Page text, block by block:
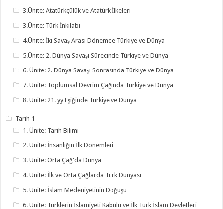
3.Ünite: Atatürkçülük ve Atatürk İlkeleri
3.Ünite: Türk İnkılabı
4.Ünite: İki Savaş Arası Dönemde Türkiye ve Dünya
5.Ünite: 2. Dünya Savaşı Sürecinde Türkiye ve Dünya
6. Ünite: 2. Dünya Savaşı Sonrasında Türkiye ve Dünya
7. Ünite: Toplumsal Devrim Çağında Türkiye ve Dünya
8. Ünite: 21. yy Eşiğinde Türkiye ve Dünya
Tarih 1
1. Ünite: Tarih Bilimi
2. Ünite: İnsanlığın İlk Dönemleri
3. Ünite: Orta Çağ'da Dünya
4. Ünite: İlk ve Orta Çağlarda Türk Dünyası
5. Ünite: İslam Medeniyetinin Doğuşu
6. Ünite: Türklerin İslamiyeti Kabulu ve İlk Türk İslam Devletleri